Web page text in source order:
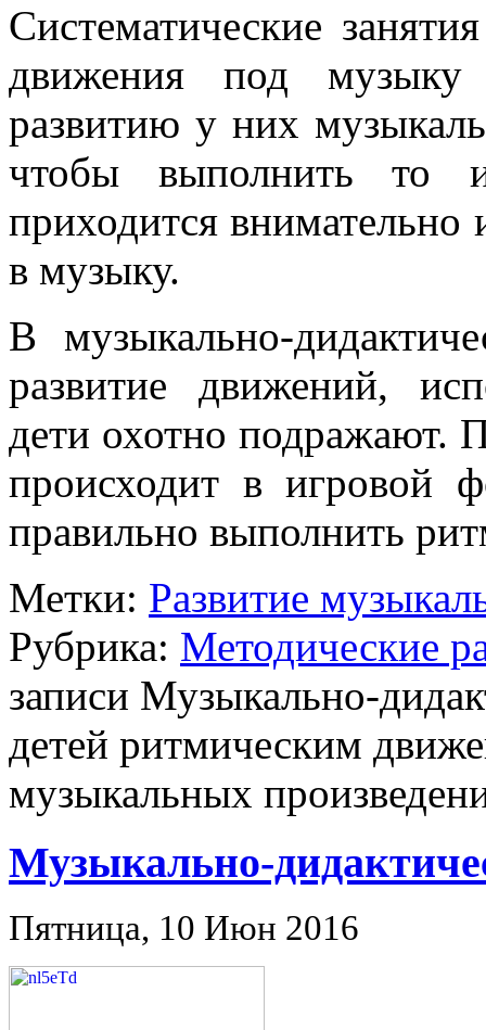
Систематические
движения под музыку
развитию у них
чтобы выполнить то
приходится внимательно
в музыку.
В музыкально-
развитие движений,
дети охотно подражают.
происходит в игровой
правильно выполнить
Метки: Развитие
Рубрика: Методические
записи Музыкально-
детей ритмическим
музыкальных
Музыкально-
Пятница, 10 Июн 2016